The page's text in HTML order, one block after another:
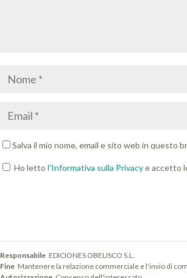
Salva il mio nome, email e sito web in questo
Ho letto l'Informativa sulla Privacye accetto
Responsabile EDICIONES OBELISCO S.L.
Fine Mantenere la relazione commerciale e l'invio di